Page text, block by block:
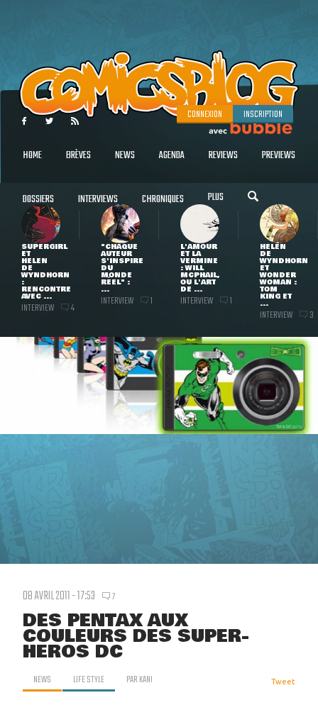
CONNEXION INSCRIPTION
HOME BRÈVES NEWS AGENDA REVIEWS PREVIEWS
DOSSIERS INTERVIEWS CHRONIQUES PLUS
SUPERGIRL
ET
HELEN
DE
WYNDHORN
:
RENCONTRE
AVEC ...
INTERVIEW 4
"CHAQUE
AUTEUR
S'INSPIRE
DU
MONDE
RÉEL" :
...
INTERVIEW 1
L'AMOUR
ET LA
VERMINE
: WILL
MCPHAIL,
OU L'ART
DE ...
INTERVIEW 1
HELEN
DE
WYNDHORN
ET
WONDER
WOMAN :
TOM
KING ET
...
INTERVIEW 3
08 AVRIL 2011 - 17:53 7
DES PENTAX AUX
COULEURS DES SUPER-
HÉROS DC
NEWS LIFE STYLE PARKANI Tweet